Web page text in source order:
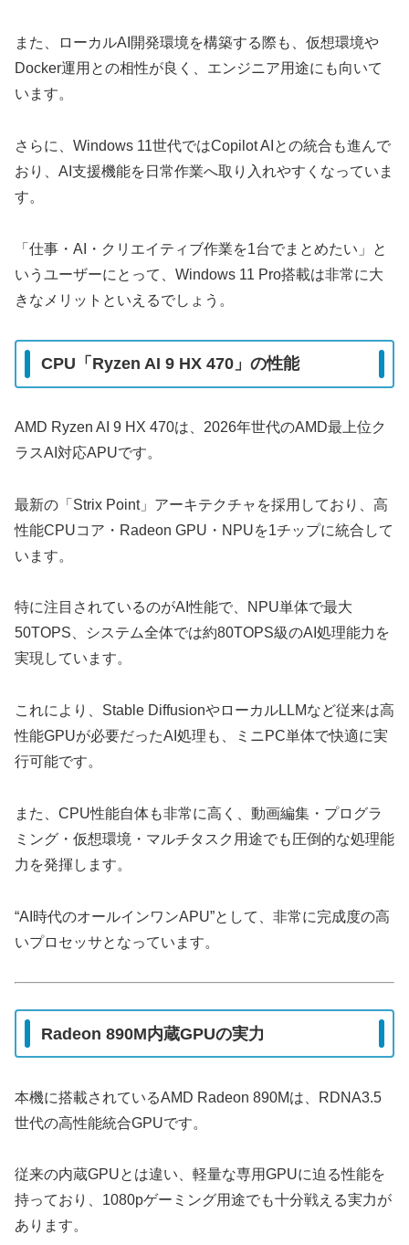
また、ローカルAI開発環境を構築する際も、仮想環境や
Docker運用との相性が良く、エンジニア用途にも向いて
います。
さらに、Windows 11世代ではCopilot AIとの統合も進んで
おり、AI支援機能を日常作業へ取り入れやすくなっていま
す。
「仕事・AI・クリエイティブ作業を1台でまとめたい」と
いうユーザーにとって、Windows 11 Pro搭載は非常に大
きなメリットといえるでしょう。
CPU「Ryzen AI 9 HX 470」の性能
AMD Ryzen AI 9 HX 470は、2026年世代のAMD最上位ク
ラスAI対応APUです。
最新の「Strix Point」アーキテクチャを採用しており、高
性能CPUコア・Radeon GPU・NPUを1チップに統合して
います。
特に注目されているのがAI性能で、NPU単体で最大
50TOPS、システム全体では約80TOPS級のAI処理能力を
実現しています。
これにより、Stable DiffusionやローカルLLMなど従来は高
性能GPUが必要だったAI処理も、ミニPC単体で快適に実
行可能です。
また、CPU性能自体も非常に高く、動画編集・プログラ
ミング・仮想環境・マルチタスク用途でも圧倒的な処理能
力を発揮します。
“AI時代のオールインワンAPU”として、非常に完成度の高
いプロセッサとなっています。
Radeon 890M内蔵GPUの実力
本機に搭載されているAMD Radeon 890Mは、RDNA3.5
世代の高性能統合GPUです。
従来の内蔵GPUとは違い、軽量な専用GPUに迫る性能を
持っており、1080pゲーミング用途でも十分戦える実力が
あります。